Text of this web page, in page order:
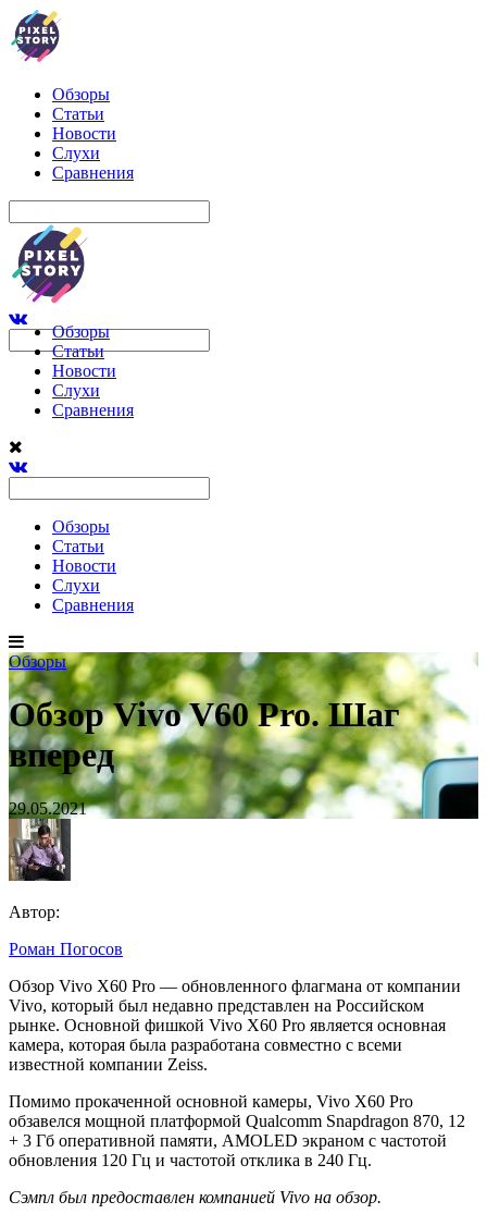
Обзоры
Статьи
Новости
Слухи
Сравнения
Обзоры
Статьи
Новости
Слухи
Сравнения
Обзоры
Статьи
Новости
Слухи
Сравнения
Обзоры
Обзор Vivo V60 Pro. Шаг
вперед
29.05.2021
Автор:
Роман Погосов
Обзор
Vivo
V60
Pro.
Шаг
вперед
Обзор Vivo X60 Pro — обновленного флагмана от компании
Vivo, который был недавно представлен на Российском
рынке. Основной фишкой Vivo X60 Pro является основная
камера, которая была разработана совместно с всеми
известной компании Zeiss.
Помимо прокаченной основной камеры, Vivo X60 Pro
обзавелся мощной платформой Qualcomm Snapdragon 870, 12
+ 3 Гб оперативной памяти, AMOLED экраном с частотой
обновления 120 Гц и частотой отклика в 240 Гц.
Сэмпл был предоставлен компанией Vivo на обзор.